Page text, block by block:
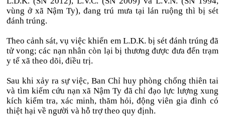
vùng ở xã Nậm Ty), đang trú mưa tại lán ruộng thì bị sét
đánh trúng.
Theo cảnh sát, vụ việc khiến em L.D.K. bị sét đánh trúng đã
tử vong; các nạn nhân còn lại bị thương được đưa đến trạm
y tế xã theo dõi, điều trị.
Sau khi xảy ra sự việc, Ban Chỉ huy phòng chống thiên tai
và tìm kiếm cứu nạn xã Nậm Ty đã chỉ đạo lực lượng xung
kích kiểm tra, xác minh, thăm hỏi, động viên gia đình có
thiệt hại về người và hỗ trợ theo quy định.